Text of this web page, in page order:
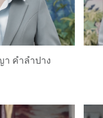
คำลำปาง